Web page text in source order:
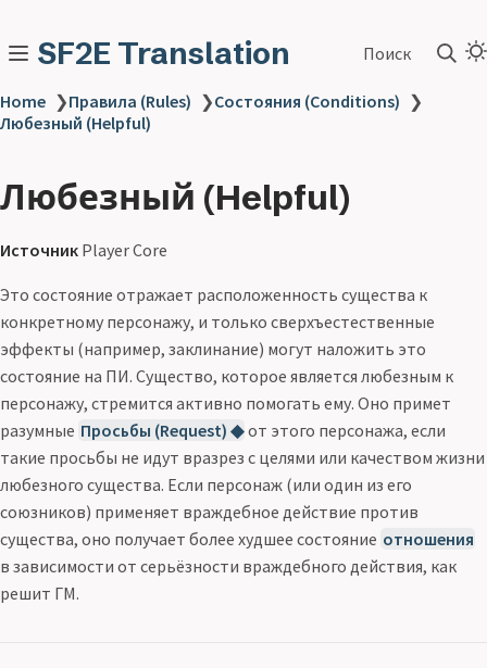
SF2E Translation Поиск
Home ❯Правила (Rules) ❯Состояния (Conditions) ❯
Любезный (Helpful)
Любезный (Helpful)
Источник Player Core
Это состояние отражает расположенность существа к
конкретному персонажу, и только сверхъестественные
эффекты (например, заклинание) могут наложить это
состояние на ПИ. Существо, которое является любезным к
персонажу, стремится активно помогать ему. Оно примет
разумные Просьбы (Request) ◆ от этого персонажа, если
такие просьбы не идут вразрез с целями или качеством жизни
любезного существа. Если персонаж (или один из его
союзников) применяет враждебное действие против
существа, оно получает более худшее состояние отношения
в зависимости от серьёзности враждебного действия, как
решит ГМ.